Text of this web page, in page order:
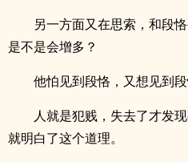
另一方面又在思索，和段
是不是会增多？
他怕见到段恪，又想见到段
人就是犯贱，失去了才发
就明白了这个道理。